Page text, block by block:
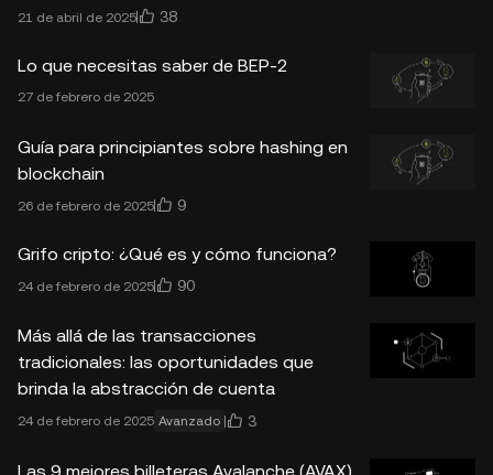
21 de abril de 2025 38
Lo que necesitas saber de BEP-2
27 de febrero de 2025
Guía para principiantes sobre hashing en
blockchain
26 de febrero de 2025 9
Grifo cripto: ¿Qué es y cómo funciona?
24 de febrero de 2025 90
Más allá de las transacciones
tradicionales: las oportunidades que
brinda la abstracción de cuenta
24 de febrero de 2025 Avanzado 3